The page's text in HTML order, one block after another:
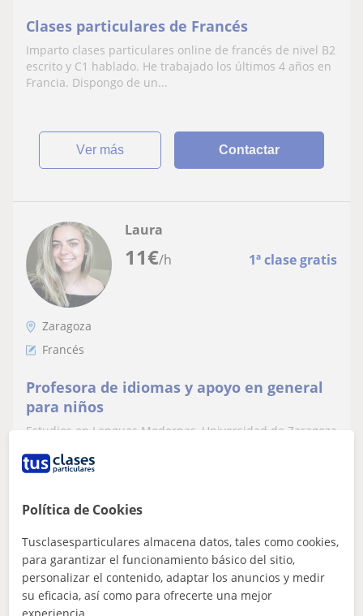
Clases particulares de Francés
Imparto clases particulares online de francés de nivel B2
escrito y C1 hablado. He trabajado los últimos 4 años en
Francia. Dispongo de un...
ver más Contactar
11€/h 1ª clase gratis
Laura
Zaragoza
Francés
Profesora de idiomas y apoyo en general
para niños
Estudios en Lenguas Modernas, Universidad de Zaragoza
ver más
Lucía
Política de Cookies
Tusclasesparticulares almacena datos, tales como cookies,
para garantizar el funcionamiento básico del sitio,
personalizar el contenido, adaptar los anuncios y medir
su eficacia, así como para ofrecerte una mejor
experiencia.